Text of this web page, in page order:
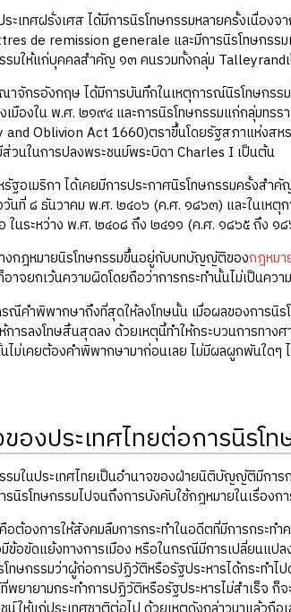
ะเทศฝรั่งเศส ได้มีการนิรโทษกรรมหลายครั้งเนื่อง
de remission generale และมีการนิรโทษกร
รมให้แก่บุคคลสำคัญ ๑๓ คนรวมทั้งกลุ่ม Talleyrand
าจักรอังกฤษ ได้มีการบันทึกในเหตุการณ์นิรโทษกร
เมืองใน พ.ศ. ๒๑๙๔ และการนิรโทษกรรมแก่กลุ่มท
Oblivion Act 1660)ตราขึ้นโดยรัฐสภาแห่งส
วนในการปลงพระชนม์พระบิดา Charles I เป็นต้น
รัฐอเมริกา ได้เคยมีการประกาศนิรโทษกรรมครั้งส
นที่ ๘ ธันวาคม พ.ศ. ๒๔๐๖ (ค.ศ. ๑๘๖๓) และในเห
ในระหว่าง พ.ศ. ๒๔๐๘ ถึง ๒๔๑๑ (ค.ศ. ๑๘๖๕ ถึง ๑
งกฎหมายนิรโทษกรรมขึ้นอยู่กับบทบัญญัติของกฎหมา
าจยกเว้นความผิดโดยถือว่าการกระทำนั้นไม่เป็นค
ณีคำพิพากษาถึงที่สุดให้ลงโทษนั้น เมื่อผลของการนิ
การลงโทษสิ้นสุดลง ด้วยเหตุนี้ทำให้กระบวนการท
ไม่เคยต้องคำพิพากษามาก่อนเลย ไม่มีผลผูกพันใดๆ
องประเทศไทยต่อการนิรโท
รมในประเทศไทยเป็นอำนาจของฝ่ายนิติบัญญัติมีกา
รนิรโทษกรรมไปจนถึงการบังคับใช้กฎหมายในเรื่อง
อต้องการให้สังคมลืมการกระทำในอดีตที่มีการกระท
ข้อขัดแย้งทางการเมือง หรือในกรณีมีการเปลี่ยนแป
โทษกรรมว่าผู้ก่อการปฏิวัติหรือรัฐประหารได้กระทำ
พยายามกระทำการปฏิวัติหรือรัฐประหารไม่สำเร็จ